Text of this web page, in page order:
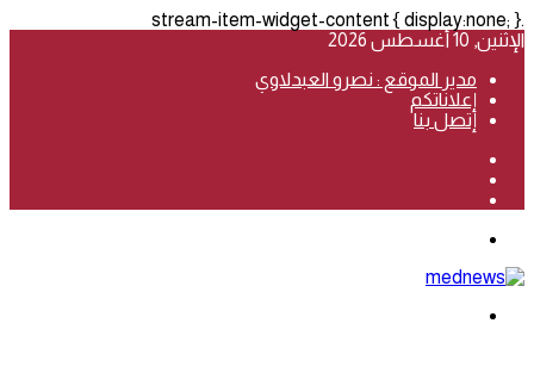
.stream-item-widget-content { display:none; }
الإثنين, 10 أغسطس 2026
مدير الموقع : نصرو العبدلاوي
إعلاناتكم
إتصل بنا